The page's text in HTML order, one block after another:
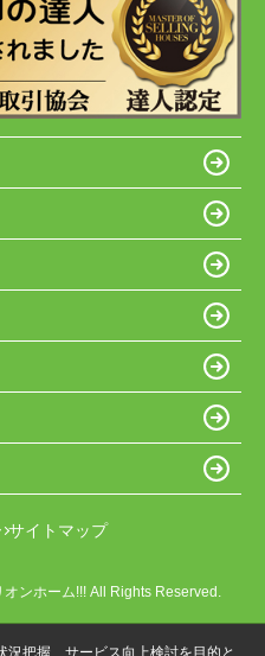
サイトマップ
ンホーム!!! All Rights Reserved.
把握、サービス向上検討を目的と